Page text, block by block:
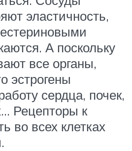
эластичность,
А поскольку
все органы,
эстрогены
сердца, почек,
Рецепторы к
во всех клетках